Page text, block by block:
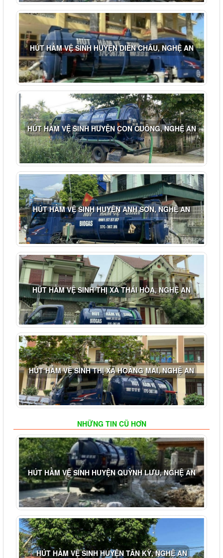
HÚT HẦM VỆ SINH HUYỆN DIỄN CHÂU, NGHỆ AN
HÚT HẦM VỆ SINH HUYỆN CON CUÔNG, NGHỆ AN
HÚT HẦM VỆ SINH HUYỆN ANH SƠN, NGHỆ AN
HÚT HẦM VỆ SINH THỊ XÃ THÁI HÒA, NGHỆ AN
HÚT HẦM VỆ SINH THỊ XÃ HOÀNG MAI, NGHỆ AN
NHỮNG TIN CŨ HƠN
HÚT HẦM VỆ SINH HUYỆN QUỲNH LƯU, NGHỆ AN
HÚT HẦM VỆ SINH HUYỆN TÂN KỲ, NGHỆ AN